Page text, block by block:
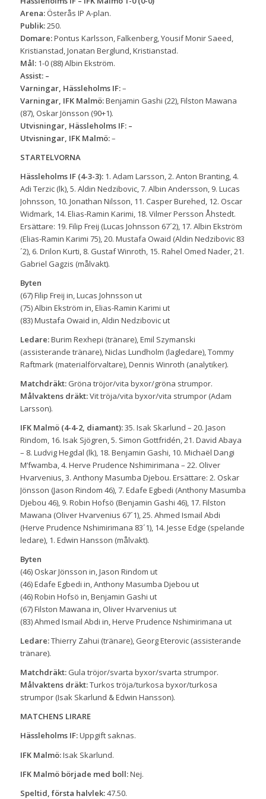
Arena:Österås IP A-plan.
Publik:250.
Domare:Pontus Karlsson, Falkenberg, Yousif Monir Saeed,
Kristianstad, Jonatan Berglund, Kristianstad.
Mål: 1-0 (88) Albin Ekström.
Assist: –
Varningar, Hässleholms IF:–
Varningar, IFK Malmö:Benjamin Gashi (22), Filston Mawana
(87), Oskar Jönsson (90+1).
Utvisningar, Hässleholms IF: –
Utvisningar, IFK Malmö:–
STARTELVORNA
Hässleholms IF (4-3-3):1. Adam Larsson, 2. Anton Branting, 4.
Adi Terzic (lk), 5. Aldin Nedzibovic, 7. Albin Andersson, 9. Lucas
Johnsson, 10. Jonathan Nilsson, 11. Casper Burehed, 12. Oscar
Widmark, 14. Elias-Ramin Karimi, 18. Vilmer Persson Åhstedt.
Ersättare: 19. Filip Freij (Lucas Johnsson 67´2), 17. Albin Ekström
(Elias-Ramin Karimi 75), 20. Mustafa Owaid (Aldin Nedzibovic 83
´2), 6. Drilon Kurti, 8. Gustaf Winroth, 15. Rahel Omed Nader, 21.
Gabriel Gagzis (målvakt).
Byten
(67) Filip Freij in, Lucas Johnsson ut
(75) Albin Ekström in, Elias-Ramin Karimi ut
(83) Mustafa Owaid in, Aldin Nedzibovic ut
Ledare:Burim Rexhepi (tränare), Emil Szymanski
(assisterande tränare), Niclas Lundholm (lagledare), Tommy
Raftmark (materialförvaltare), Dennis Winroth (analytiker).
Matchdräkt:Gröna tröjor/vita byxor/gröna strumpor.
Målvaktens dräkt:Vit tröja/vita byxor/vita strumpor (Adam
Larsson).
IFK Malmö (4-4-2, diamant):35. Isak Skarlund – 20. Jason
Rindom, 16. Isak Sjögren, 5. Simon Gottfridén, 21. David Abaya
– 8. Ludvig Hegdal (lk), 18. Benjamin Gashi, 10. Michaël Dangi
M’fwamba, 4. Herve Prudence Nshimirimana – 22. Oliver
Hvarvenius, 3. Anthony Masumba Djebou. Ersättare: 2. Oskar
Jönsson (Jason Rindom 46), 7. Edafe Egbedi (Anthony Masumba
Djebou 46), 9. Robin Hofsö (Benjamin Gashi 46), 17. Filston
Mawana (Oliver Hvarvenius 67´1), 25. Ahmed Ismail Abdi
(Herve Prudence Nshimirimana 83´1), 14. Jesse Edge (spelande
ledare), 1. Edwin Hansson (målvakt).
Byten
(46) Oskar Jönsson in, Jason Rindom ut
(46) Edafe Egbedi in, Anthony Masumba Djebou ut
(46) Robin Hofsö in, Benjamin Gashi ut
(67) Filston Mawana in, Oliver Hvarvenius ut
(83) Ahmed Ismail Abdi in, Herve Prudence Nshimirimana ut
Ledare:Thierry Zahui (tränare), Georg Eterovic (assisterande
tränare).
Matchdräkt: Gula tröjor/svarta byxor/svarta strumpor.
Målvaktens dräkt:Turkos tröja/turkosa byxor/turkosa
strumpor (Isak Skarlund & Edwin Hansson).
MATCHENS LIRARE
Hässleholms IF:Uppgift saknas.
IFK Malmö:Isak Skarlund.
IFK Malmö började med boll:Nej.
Speltid, första halvlek:47.50.